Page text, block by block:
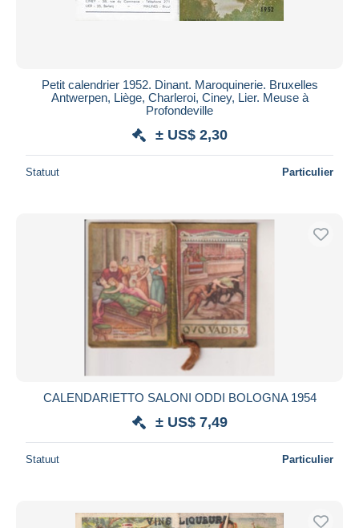
Petit calendrier 1952. Dinant. Maroquinerie. Bruxelles
Antwerpen, Liège, Charleroi, Ciney, Lier. Meuse à
Profondeville
± US$ 2,30
Statuut Particulier
CALENDARIETTO SALONI ODDI BOLOGNA 1954
± US$ 7,49
Statuut Particulier